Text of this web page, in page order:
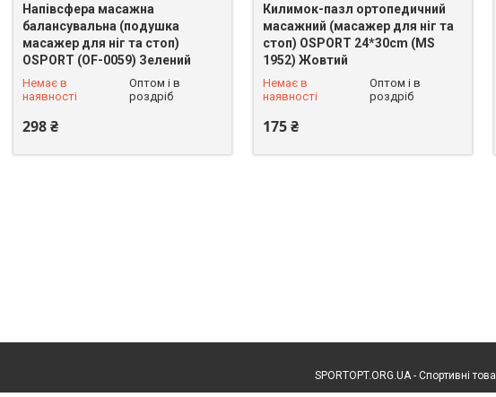
Напівсфера масажна
балансувальна (подушка
масажер для ніг та стоп)
OSPORT (OF-0059) Зелений
Немає в
наявності
Оптом і в
роздріб
298 ₴
+380 (93) 625-49-82
Килимок-пазл ортопедичний
масажний (масажер для ніг та
стоп) OSPORT 24*30cm (MS
1952) Жовтий
Немає в
наявності
Оптом і в
роздріб
175 ₴
+380 (93) 625-49-82